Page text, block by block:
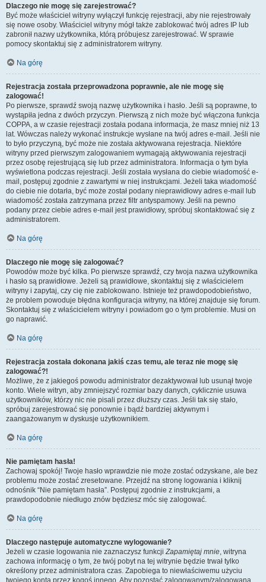
Dlaczego nie mogę się zarejestrować?
Być może właściciel witryny wyłączył funkcję rejestracji, aby nie rejestrowały
się nowe osoby. Właściciel witryny mógł także zablokować twój adres IP lub
zabronił nazwy użytkownika, którą próbujesz zarejestrować. W sprawie
pomocy skontaktuj się z administratorem witryny.
Na górę
Rejestracja została przeprowadzona poprawnie, ale nie mogę się
zalogować!
Po pierwsze, sprawdź swoją nazwę użytkownika i hasło. Jeśli są poprawne, to
wystąpiła jedna z dwóch przyczyn. Pierwszą z nich może być włączona funkcja
COPPA, a w czasie rejestracji została podana informacja, że masz mniej niż 13
lat. Wówczas należy wykonać instrukcje wysłane na twój adres e-mail. Jeśli nie
to było przyczyną, być może nie została aktywowana rejestracja. Niektóre
witryny przed pierwszym zalogowaniem wymagają aktywowania rejestracji
przez osobę rejestrującą się lub przez administratora. Informacja o tym była
wyświetlona podczas rejestracji. Jeśli została wysłana do ciebie wiadomość e-
mail, postępuj zgodnie z zawartymi w niej instrukcjami. Jeżeli taka wiadomość
do ciebie nie dotarła, być może został podany nieprawidłowy adres e-mail lub
wiadomość została zatrzymana przez filtr antyspamowy. Jeśli na pewno
podany przez ciebie adres e-mail jest prawidłowy, spróbuj skontaktować się z
administratorem.
Na górę
Dlaczego nie mogę się zalogować?
Powodów może być kilka. Po pierwsze sprawdź, czy twoja nazwa użytkownika
i hasło są prawidłowe. Jeżeli są prawidłowe, skontaktuj się z właścicielem
witryny i zapytaj, czy cię nie zablokowano. Istnieje też prawdopodobieństwo,
że problem powoduje błędna konfiguracja witryny, na której znajduje się forum.
Skontaktuj się z właścicielem witryny i powiadom go o tym problemie. Musi on
go naprawić.
Na górę
Rejestracja została dokonana jakiś czas temu, ale teraz nie mogę się
zalogować?!
Możliwe, że z jakiegoś powodu administrator dezaktywował lub usunął twoje
konto. Wiele witryn, aby zmniejszyć rozmiar bazy danych, cyklicznie usuwa
użytkowników, którzy nic nie pisali przez dłuższy czas. Jeśli tak się stało,
spróbuj zarejestrować się ponownie i bądź bardziej aktywnym i
zaangażowanym w dyskusje użytkownikiem.
Na górę
Nie pamiętam hasła!
Zachowaj spokój! Twoje hasło wprawdzie nie może zostać odzyskane, ale bez
problemu może zostać zresetowane. Przejdź na stronę logowania i kliknij
odnośnik “Nie pamiętam hasła”. Postępuj zgodnie z instrukcjami, a
prawdopodobnie niedługo znów będziesz móc się zalogować.
Na górę
Dlaczego następuje automatyczne wylogowanie?
Jeżeli w czasie logowania nie zaznaczysz funkcjiZapamiętaj mnie, witryna
zachowa informację o tym, że twój pobyt na tej witrynie będzie trwał tylko
określony przez administratora czas. Zapobiega to niewłaściwemu użyciu
twojego konta przez kogoś innego. Aby pozostać zalogowanym/zalogowaną,